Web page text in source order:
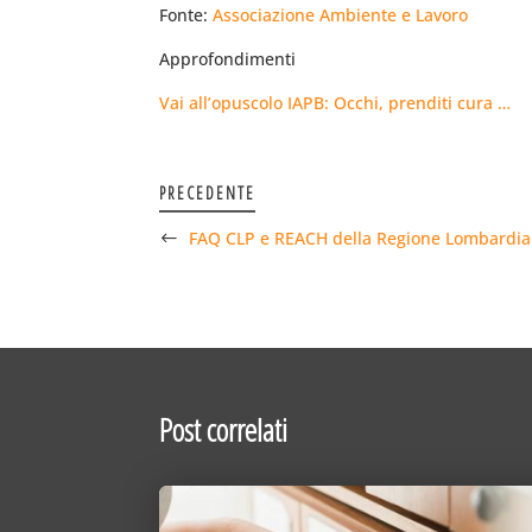
Fonte:Associazione Ambiente e Lavoro
Approfondimenti
Vai all’opuscolo IAPB: Occhi, prenditi cura …
PRECEDENTE
FAQ CLP e REACH della Regione Lombardia
Post correlati